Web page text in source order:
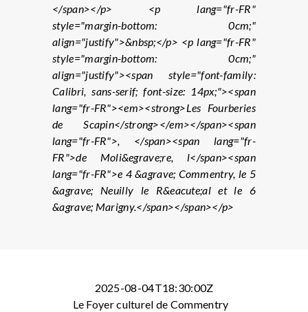
</span></p> <p lang="fr-FR"
style="margin-bottom: 0cm;"
align="justify">&nbsp;</p> <p lang="fr-FR"
style="margin-bottom: 0cm;"
align="justify"><span style="font-family:
Calibri, sans-serif; font-size: 14px;"><span
lang="fr-FR"><em><strong>Les Fourberies
de Scapin</strong></em></span><span
lang="fr-FR">, </span><span lang="fr-
FR">de Moli&egrave;re, l</span><span
lang="fr-FR">e 4 &agrave; Commentry, le 5
&agrave; Neuilly le R&eacute;al et le 6
&agrave; Marigny.</span></span></p>
2025-08-04T18:30:00Z
Le Foyer culturel de Commentry